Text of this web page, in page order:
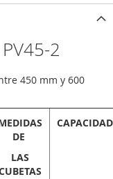
2
450 mm y 600
DE
LAS
CAPACIDAD